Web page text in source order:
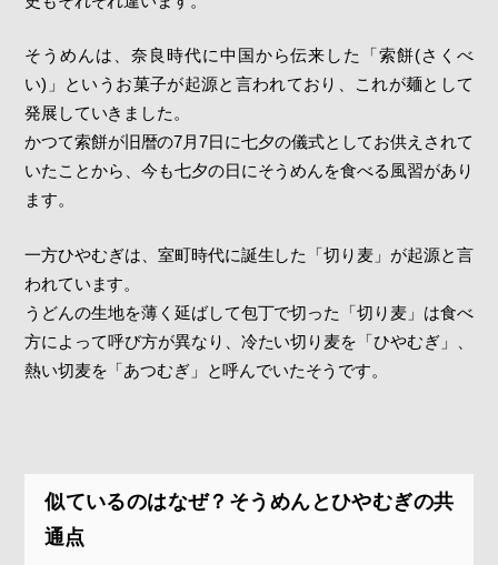
そうめんは、奈良時代に中国から伝来した「索餅(さくべ
い)」というお菓子が起源と言われており、これが麺として
発展していきました。
かつて索餅が旧暦の7月7日に七夕の儀式としてお供えされて
いたことから、今も七夕の日にそうめんを食べる風習があり
ます。
一方ひやむぎは、室町時代に誕生した「切り麦」が起源と言
われています。
うどんの生地を薄く延ばして包丁で切った「切り麦」は食べ
方によって呼び方が異なり、冷たい切り麦を「ひやむぎ」、
熱い切麦を「あつむぎ」と呼んでいたそうです。
似ているのはなぜ？そうめんとひやむぎの共
通点